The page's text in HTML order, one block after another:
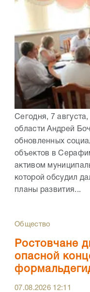
Сегодня, 7
области Андрей
обновленных
объектов в
активом
которой обсудил
планы развития...
Общество
Ростовчане
опасной
07.08.2026 12:11